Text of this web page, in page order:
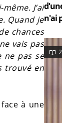
J’ai
Quand je
chances
vais pas
ne pas se
trouvé en
à une
n'ai